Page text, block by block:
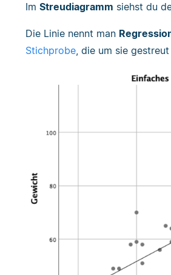
Im Streudiagramm siehst du
Die Linie nennt man
Stichprobe, die um sie